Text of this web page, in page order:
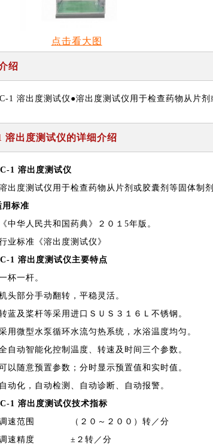
点击看大图
绍
1 溶出度测试仪●溶出度测试仪用于检查药物从片
溶出度测试仪的详细介绍
1 溶出度测试仪
出度测试仪用于检查药物从片剂或胶囊剂等固体制
用标准
中华人民共和国药典》２０１5年版。
业标准《溶出度测试仪》
1 溶出度测试仪主要特点
杯一杆。
头部分手动翻转，平稳灵活。
蓝及桨杆等采用进口ＳＵＳ３１６Ｌ不锈钢。
用微型水泵循环水流匀热系统，水浴温度均匀。
自动智能化控制温度、转速及时间三个参数。
以随意预置参数；分时显示预置值和实时值。
动化，自动检测、自动诊断、自动报警。
1 溶出度测试仪技术指标
速范围 （２０～２００）转／分
速精度 ±２转／分